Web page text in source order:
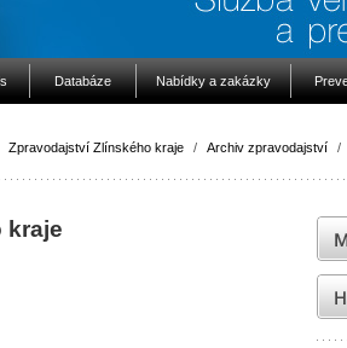
Databáze Nabídky a zakázky
Zpravodajství Zlínského kraje / Archiv zpravodajství /
kraje MVČR